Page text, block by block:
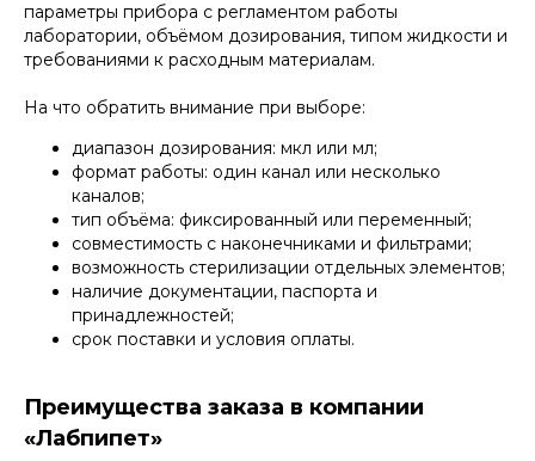
параметры прибора с регламентом работы
лаборатории, объёмом дозирования, типом жидкости и
требованиями к расходным материалам.
На что обратить внимание при выборе:
диапазон дозирования: мкл или мл;
формат работы: один канал или несколько
каналов;
тип объёма: фиксированный или переменный;
совместимость с наконечниками и фильтрами;
возможность стерилизации отдельных элементов;
наличие документации, паспорта и
принадлежностей;
срок поставки и условия оплаты.
Преимущества заказа в компании
«Лабпипет»